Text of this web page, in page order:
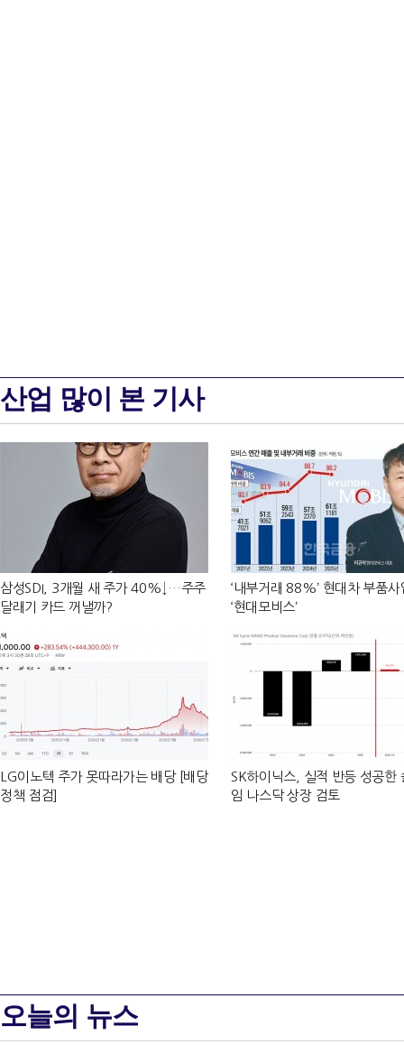
산업 많이 본 기사
삼성SDI, 3개월 새 주가 40%↓…주주
달래기 카드 꺼낼까?
‘내부거래 88%ʼ 현대차 부품사
‘현대모비스ʼ
LG이노텍 주가 못따라가는 배당 [배당
정책 점검]
SK하이닉스, 실적 반등 성공한
임 나스닥 상장 검토
오늘의 뉴스